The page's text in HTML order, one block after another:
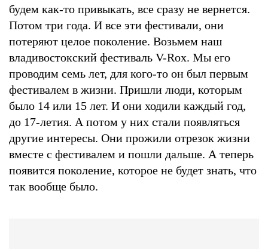
будем как-то привыкать, все сразу не вернется.
Потом три года. И все эти фестивали, они
потеряют целое поколение. Возьмем наш
владивостокский фестиваль V-Rox. Мы его
проводим семь лет, для кого-то он был первым
фестивалем в жизни. Пришли люди, которым
было 14 или 15 лет. И они ходили каждый год,
до 17-летия. А потом у них стали появляться
другие интересы. Они прожили отрезок жизни
вместе с фестивалем и пошли дальше. А теперь
появится поколение, которое не будет знать, что
так вообще было.